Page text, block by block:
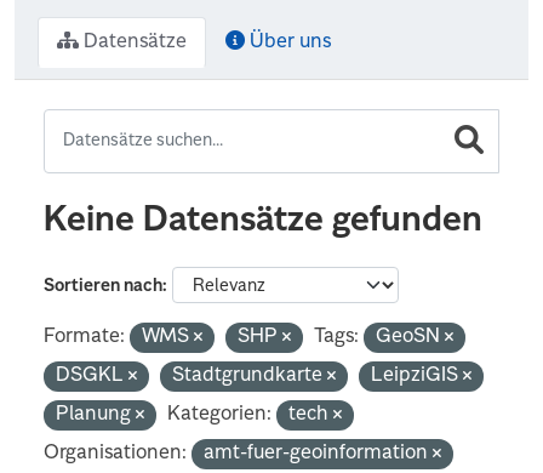
Datensätze Über uns
Keine Datensätze gefunden
Sortieren nach
Formate: WMS SHP Tags:
GeoSN
DSGKL
Stadtgrundkarte
LeipziGIS
Planung
Kategorien:
tech
Organisationen:
amt-fuer-geoinformation